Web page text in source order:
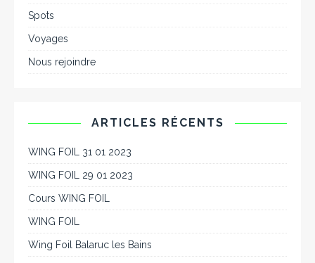
Spots
Voyages
Nous rejoindre
ARTICLES RÉCENTS
WING FOIL 31 01 2023
WING FOIL 29 01 2023
Cours WING FOIL
WING FOIL
Wing Foil Balaruc les Bains